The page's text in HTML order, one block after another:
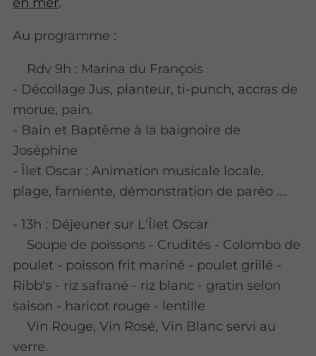
Au programme :
Rdv 9h : Marina du François
- Décollage Jus, planteur, ti-punch, accras de
morue, pain.
- Bain et Baptême à la baignoire de
Joséphine
- Îlet Oscar : Animation musicale locale,
plage, farniente, démonstration de paréo ....
- 13h : Déjeuner sur L'Îlet Oscar
Soupe de poissons - Crudités - Colombo de
poulet - poisson frit mariné - poulet grillé -
Ribb's - riz safrané - riz blanc - gratin selon
saison - haricot rouge - lentille
Vin Rouge, Vin Rosé, Vin Blanc servi au
verre.